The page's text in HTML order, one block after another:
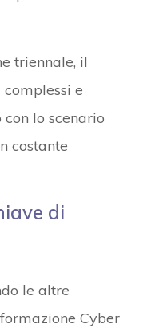
triennale, il
e
lo scenario
costante
di
le altre
Cyber